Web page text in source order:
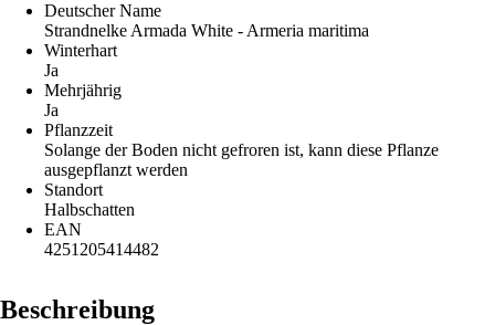
Deutscher Name
Strandnelke Armada White - Armeria maritima
Winterhart
Ja
Mehrjährig
Ja
Pflanzzeit
Solange der Boden nicht gefroren ist, kann diese Pflanze
ausgepflanzt werden
Standort
Halbschatten
EAN
4251205414482
Beschreibung